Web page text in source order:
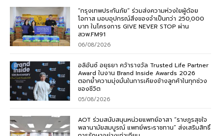
“กรุงเทพประกันภัย” ร่วมส่งความห่วงใยผู้ด้อย
โอกาส มอบอุปกรณ์สิ่งของจำเป็นกว่า 250,000
บาท ในโครงการ GIVE NEVER STOP ผ่าน
สวพ.FM91
06/08/2026
อลิอันซ์ อยุธยา คว้ารางวัล Trusted Life Partner
Award ในงาน Brand Inside Awards 2026
ตอกย้ำความมุ่งมั่นในการเคียงข้างลูกค้าในทุกช่วง
ของชีวิต
05/08/2026
AOT ร่วมสนับสนุนหน่วยแพทย์อาสา “ราษฎรสุขใจ
พลานามัยสมบูรณ์ แพทย์พระราชทาน” ส่งเสริมสิทธิ์